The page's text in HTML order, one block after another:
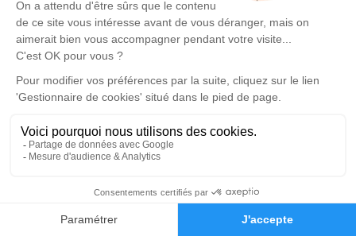
Faire-part Hommages
Un service de plantation d’arbre hommage est disponible
ici.
Je rends hommage
Cérémonie civile
vendredi 27 septembre 2024 à 13h00
Route de la Fontaine Tuaud